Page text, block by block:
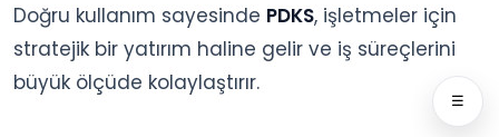
Doğru kullanım sayesinde PDKS, işletmeler için
stratejik bir yatırım haline gelir ve iş süreçlerini
büyük ölçüde kolaylaştırır.
☰